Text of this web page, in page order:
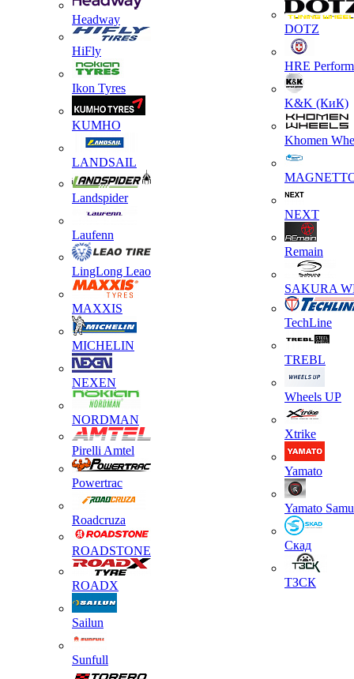
Headway
HiFly
Ikon Tyres
KUMHO
LANDSAIL
Landspider
Laufenn
LingLong Leao
MAXXIS
MICHELIN
NEXEN
NORDMAN
Pirelli Amtel
Powertrac
Roadcruza
ROADSTONE
ROADX
Sailun
Sunfull
DOTZ
HRE
K&K (КиК)
Khomen
NEXT
Remain
SAKURA
TechLine
TREBL
Wheels UP
Xtrike
Yamato
Yamato
Скад
ТЗСК